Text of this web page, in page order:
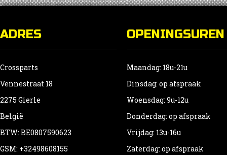
ADRES
Crossparts
Vennestraat 18
2275 Gierle
België
BTW: BE0807590623
GSM: +32498608155
OPENINGSUREN
Maandag: 18u-21u
Dinsdag: op afspraak
Woensdag: 9u-12u
Donderdag: op afspraak
Vrijdag: 13u-16u
Zaterdag: op afspraak